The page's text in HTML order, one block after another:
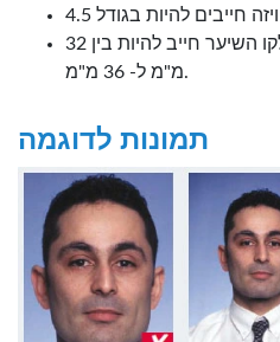
גודל הראש מתחתית הסנטר לקו השיער חייב להיות בין 32
מ"מ ל- 36 מ"מ.
תמונות לדוגמה